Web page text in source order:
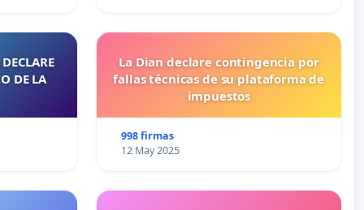
DE LA
La Dian declare contingencia por
fallas técnicas de su plataforma de
impuestos
998 firmas
12 May 2025